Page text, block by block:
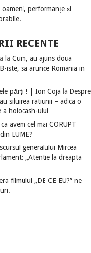
oameni, performanțe și
RECENTE
laCum, au ajuns doua
iste, sa arunce Romania in
părți ! | Ion Coja la Despre
siluirea ratiunii – adica o
a holocash-ului
avem cel mai CORUPT
LUME?
generalului Mircea
„Atentie la dreapta
filmului „DE CE EU?” ne